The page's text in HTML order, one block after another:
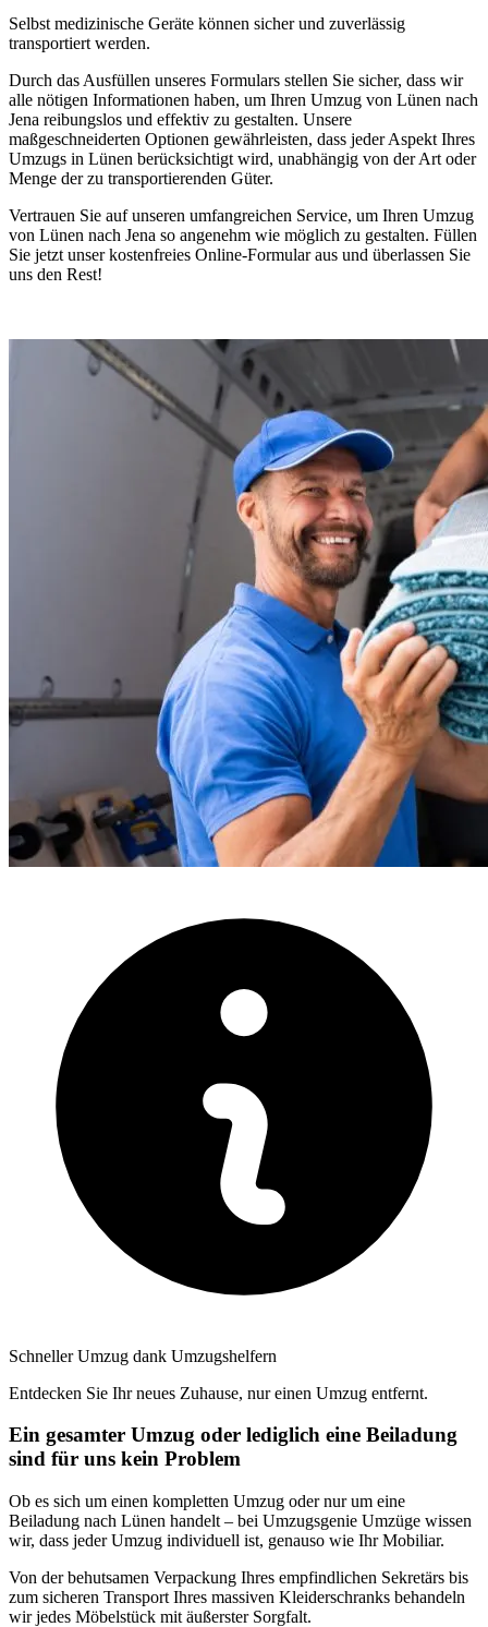
Selbst medizinische Geräte können sicher und zuverlässig
transportiert werden.
Durch das Ausfüllen unseres Formulars stellen Sie sicher, dass wir
alle nötigen Informationen haben, um Ihren Umzug von Lünen nach
Jena reibungslos und effektiv zu gestalten. Unsere
maßgeschneiderten Optionen gewährleisten, dass jeder Aspekt Ihres
Umzugs in Lünen berücksichtigt wird, unabhängig von der Art oder
Menge der zu transportierenden Güter.
Vertrauen Sie auf unseren umfangreichen Service, um Ihren Umzug
von Lünen nach Jena so angenehm wie möglich zu gestalten. Füllen
Sie jetzt unser kostenfreies Online-Formular aus und überlassen Sie
uns den Rest!
Schneller Umzug dank Umzugshelfern
Entdecken Sie Ihr neues Zuhause, nur einen Umzug entfernt.
Ein gesamter Umzug oder lediglich eine Beiladung
sind für uns kein Problem
Ob es sich um einen kompletten Umzug oder nur um eine
Beiladung nach Lünen handelt – bei Umzugsgenie Umzüge wissen
wir, dass jeder Umzug individuell ist, genauso wie Ihr Mobiliar.
Von der behutsamen Verpackung Ihres empfindlichen Sekretärs bis
zum sicheren Transport Ihres massiven Kleiderschranks behandeln
wir jedes Möbelstück mit äußerster Sorgfalt.